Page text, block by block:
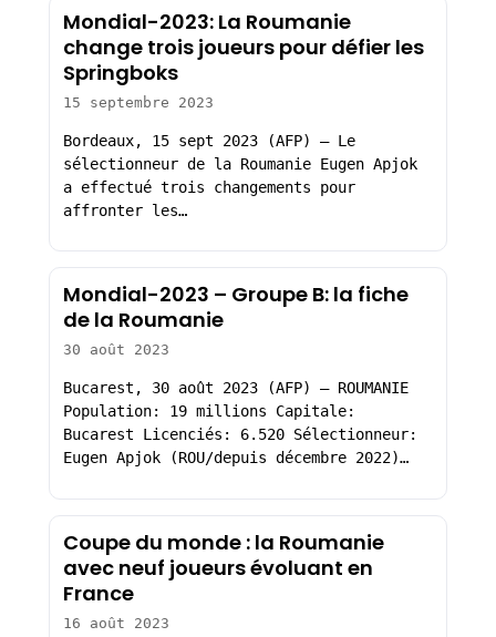
Mondial-2023: La Roumanie
change trois joueurs pour défier les
Springboks
15 septembre 2023
Bordeaux, 15 sept 2023 (AFP) – Le
sélectionneur de la Roumanie Eugen Apjok
a effectué trois changements pour
affronter les…
Mondial-2023 – Groupe B: la fiche
de la Roumanie
30 août 2023
Bucarest, 30 août 2023 (AFP) – ROUMANIE
Population: 19 millions Capitale:
Bucarest Licenciés: 6.520 Sélectionneur:
Eugen Apjok (ROU/depuis décembre 2022)…
Coupe du monde : la Roumanie
avec neuf joueurs évoluant en
France
16 août 2023